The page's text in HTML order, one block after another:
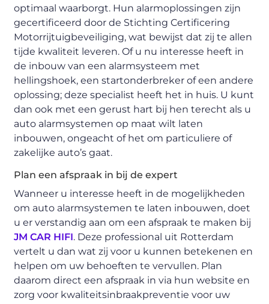
optimaal waarborgt. Hun alarmoplossingen zijn
gecertificeerd door de Stichting Certificering
Motorrijtuigbeveiliging, wat bewijst dat zij te allen
tijde kwaliteit leveren. Of u nu interesse heeft in
de inbouw van een alarmsysteem met
hellingshoek, een startonderbreker of een andere
oplossing; deze specialist heeft het in huis. U kunt
dan ook met een gerust hart bij hen terecht als u
auto alarmsystemen op maat wilt laten
inbouwen, ongeacht of het om particuliere of
zakelijke auto’s gaat.
Plan een afspraak in bij de expert
Wanneer u interesse heeft in de mogelijkheden
om auto alarmsystemen te laten inbouwen, doet
u er verstandig aan om een afspraak te maken bij
JM CAR HIFI. Deze professional uit Rotterdam
vertelt u dan wat zij voor u kunnen betekenen en
helpen om uw behoeften te vervullen. Plan
daarom direct een afspraak in via hun website en
zorg voor kwaliteitsinbraakpreventie voor uw